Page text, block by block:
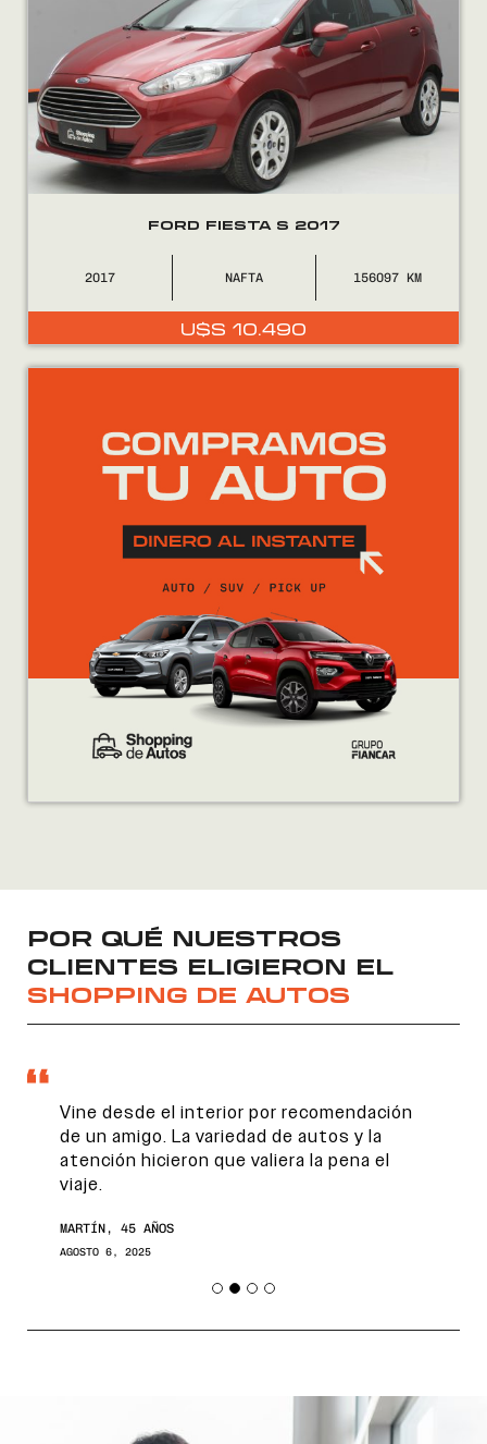
FORD FIESTA S 2017
2017 NAFTA 156097
U$S 10.490
POR QUÉ NUESTROS
CLIENTES ELIGIERON EL
SHOPPING DE AUTOS
Vine desde el interior por recomendación
de un amigo. La variedad de autos y la
atención hicieron que valiera la pena el
viaje.
MARTÍN, 45 AÑOS
AGOSTO 6, 2025